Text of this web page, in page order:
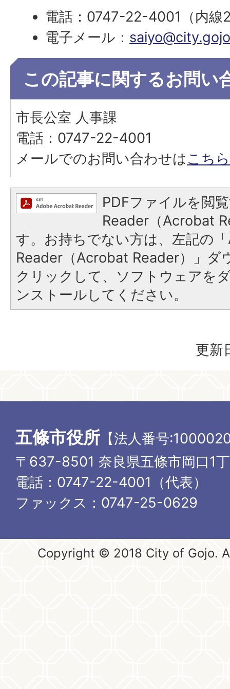
電話：0747-22-4001（内線
電子メール：
この記事に関するお問い
市長公室 人事課
電話：0747-22-4001
メールでのお問い合わせはこちら
PDFファイルを閲
Reader（Acrobat
す。お持ちでない方は、左記の
Reader（Acrobat Reader）」ダ
クリックして、ソフトウェアを
ンストールしてください。
更新
五條市役所 【法人番号
〒637-8501 奈良県五條市岡口1
電話：0747-22-4001（代表）
ファックス：0747-25-0629
Copyright © 2018 City of Gojo.